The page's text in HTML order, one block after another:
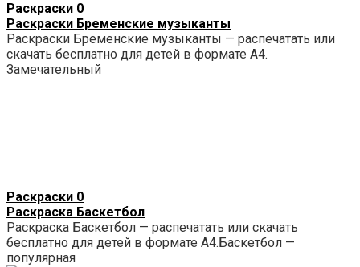
Раскраски 0
Раскраски Бременские музыканты
Раскраски Бременские музыканты — распечатать или
скачать бесплатно для детей в формате А4.
Замечательный
Раскраски 0
Раскраска Баскетбол
Раскраска Баскетбол — распечатать или скачать
бесплатно для детей в формате А4.Баскетбол —
популярная